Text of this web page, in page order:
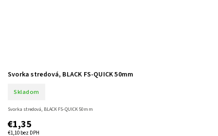
Svorka stredová, BLACK FS-QUICK 50mm
Skladom
€1,10 bez DPH
€1,35
Svorka stredová, BLACK FS-QUICK 50mm